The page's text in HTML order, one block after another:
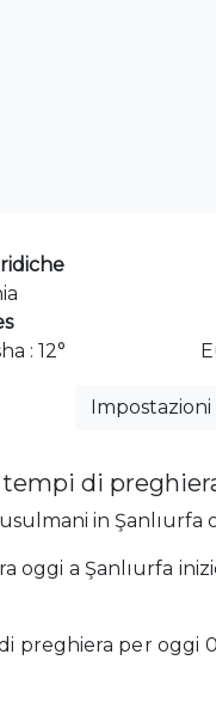
: 12°
Impostazioni
di
in Şanlıurfa
oggi a Şanlıurfa
per oggi